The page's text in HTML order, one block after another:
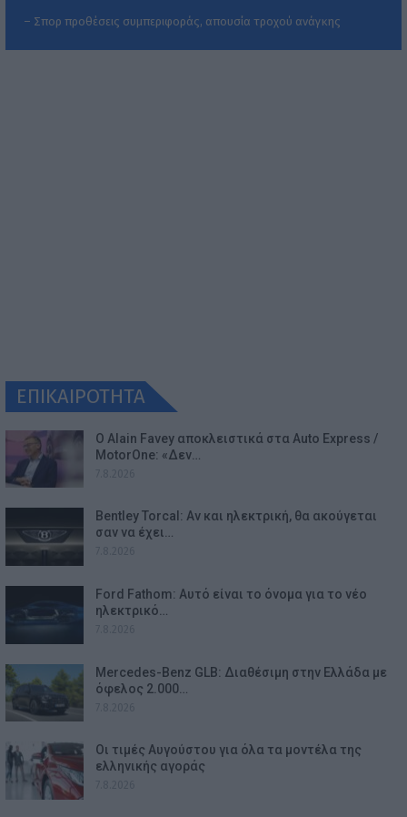
– Σπορ προθέσεις συμπεριφοράς, απουσία τροχού ανάγκης
ΕΠΙΚΑΙΡΟΤΗΤΑ
Ο Alain Favey αποκλειστικά στα Auto Express /
MotorOne: «Δεν…
Bentley Torcal: Αν και ηλεκτρική, θα ακούγεται
σαν να έχει…
Ford Fathom: Αυτό είναι το όνομα για το νέο
ηλεκτρικό…
Mercedes-Benz GLB: Διαθέσιμη στην Ελλάδα με
όφελος 2.000…
Οι τιμές Αυγούστου για όλα τα μοντέλα της
ελληνικής αγοράς